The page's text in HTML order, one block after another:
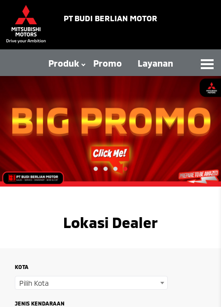
PT BUDI BERLIAN MOTOR
Produk Promo Layanan
Lokasi Dealer
KOTA
Pilih Kota
JENIS KENDARAAN